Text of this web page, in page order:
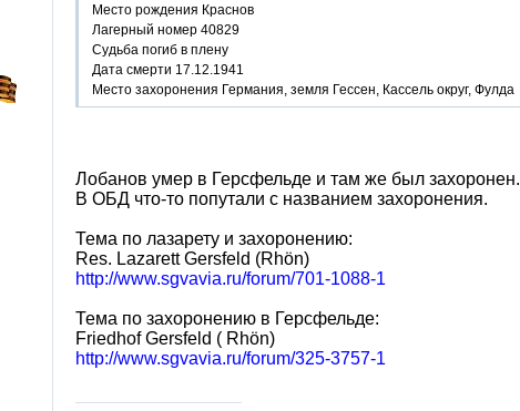
Место рождения Краснов
Лагерный номер 40829
Судьба погиб в плену
Дата смерти 17.12.1941
Место захоронения Германия, земля Гессен, Кассель округ, Фулда
Лобанов умер в Герсфельде и там же был захоронен.
В ОБД что-то попутали с названием захоронения.
Тема по лазарету и захоронению:
Res. Lazarett Gersfeld (Rhön)
http://www.sgvavia.ru/forum/701-1088-1
Тема по захоронению в Герсфельде:
Friedhof Gersfeld ( Rhön)
http://www.sgvavia.ru/forum/325-3757-1